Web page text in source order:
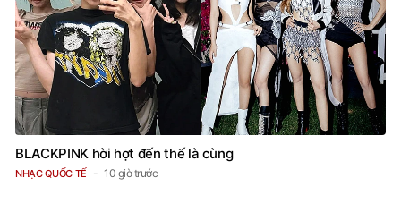
BLACKPINK hời hợt đến thế là cùng
NHẠC QUỐC TẾ 10 giờ trước